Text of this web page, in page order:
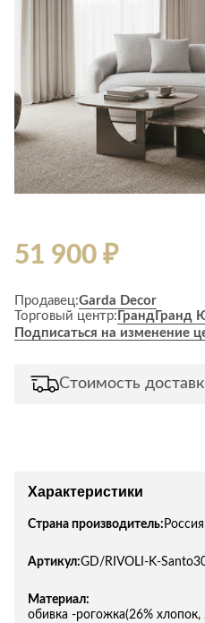
51 900 ₽
Продавец:Garda Decor
Торговый центр: Гранд Гранд
Подписаться на изменение
Стоимость
Характеристики
Страна производитель: Россия
Артикул:GD/RIVOLI-K-
Материал:
обивка -рогожка(26%